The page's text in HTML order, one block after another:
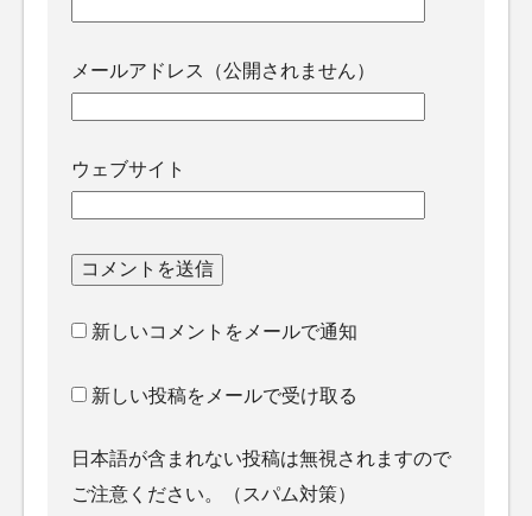
メールアドレス（公開されません）
ウェブサイト
新しいコメントをメールで通知
新しい投稿をメールで受け取る
日本語が含まれない投稿は無視されますので
ご注意ください。（スパム対策）